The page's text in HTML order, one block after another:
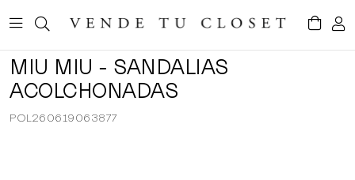
MIU MIU - SANDALIAS
ACOLCHONADAS
POL260619063877